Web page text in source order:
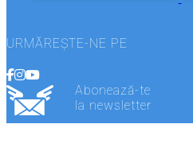
URMĂREȘTE-NE PE
Abonează-te
la newsletter